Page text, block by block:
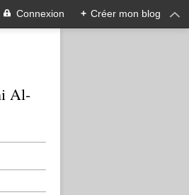
Connexion + Créer mon blog
Al-